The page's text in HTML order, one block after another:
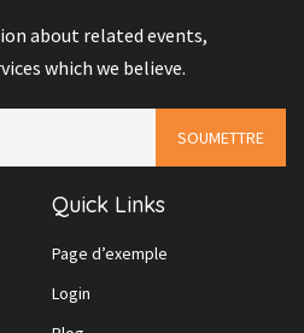
about related events,
which we believe.
Quick Links
Page d’exemple
Login